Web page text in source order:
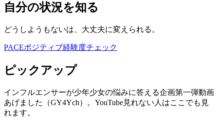
自分の状況を知る
どうしようもないは、大丈夫に変えられる。
PACEポジティブ経験度チェック
ピックアップ
インフルエンサーが少年少女の悩みに答える企画第一弾動画
あげました（GY4Ych）。YouTube見れない人はここでも見
れます。